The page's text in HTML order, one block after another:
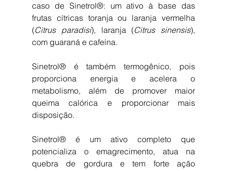
caso de Sinetrol®: um ativo à base das
frutas cítricas toranja ou laranja vermelha
(Citrus paradisi), laranja (Citrus sinensis),
com guaraná e cafeína.
Sinetrol® é também termogênico, pois
proporciona energia e acelera o
metabolismo, além de promover maior
queima calórica e proporcionar mais
disposição.
Sinetrol® é um ativo completo que
potencializa o emagrecimento, atua na
quebra de gordura e tem forte ação